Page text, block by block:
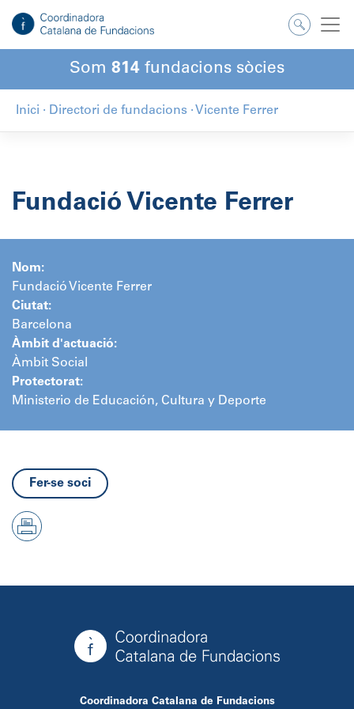
contingut
Som 814 fundacions sòcies
Inici · Directori de fundacions · Vicente Ferrer
Fundació Vicente Ferrer
Nom:
Fundació Vicente Ferrer
Ciutat:
Barcelona
Àmbit d'actuació:
Àmbit Social
Protectorat:
Ministerio de Educación, Cultura y Deporte
Fer-se soci
Coordinadora Catalana de Fundacions